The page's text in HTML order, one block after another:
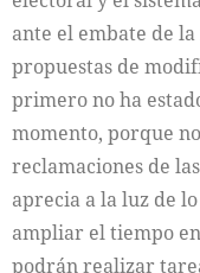
ante el embate de
propuestas de
primero no ha
momento, porque
reclamaciones de
aprecia a la luz de
ampliar el tiempo
podrán realizar